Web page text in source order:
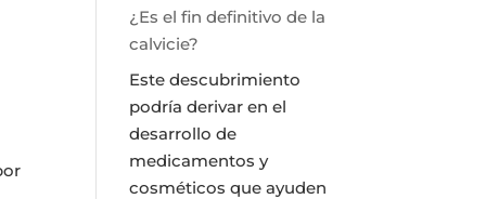
eliminar
¿Es el fin definitivo de la
calvicie?
Este descubrimiento
podría derivar en el
desarrollo de
medicamentos y
cosméticos que ayuden